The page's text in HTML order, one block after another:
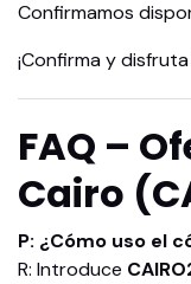
Confirmamos
¡Confirma y disfruta
FAQ –
Cairo
P: ¿Cómo uso el
R: Introduce